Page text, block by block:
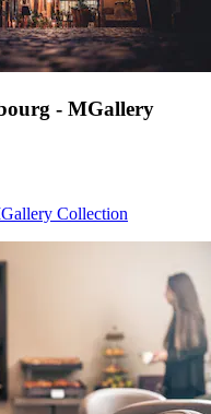
- MGallery
Collection